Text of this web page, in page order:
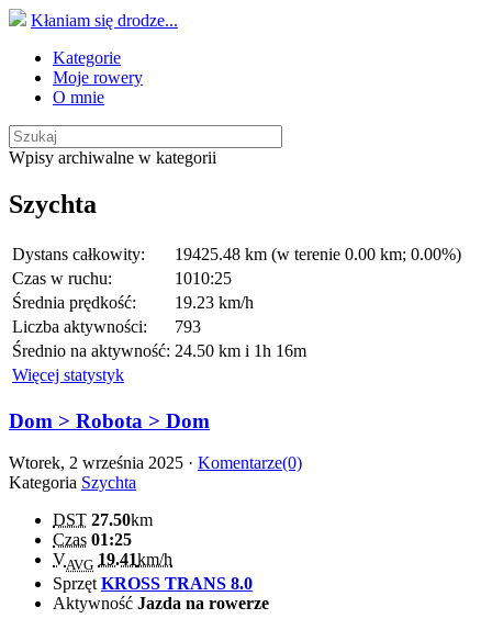
Kłaniam się drodze...
Kategorie
Moje rowery
O mnie
Wpisy archiwalne w kategorii
Szychta
Dystans całkowity:
19425.48 km (w terenie 0.00 km; 0.00%)
Czas w ruchu:
1010:25
Średnia prędkość:
19.23 km/h
Liczba aktywności:
793
Średnio na aktywność: 24.50 km i 1h 16m
Więcej statystyk
Dom > Robota > Dom
Wtorek, 2 września 2025 · Komentarze(0)
Kategoria Szychta
DST 27.50km
Czas 01:25
VAVG 19.41km/h
SprzętKROSS TRANS 8.0
Aktywność Jazda na rowerze